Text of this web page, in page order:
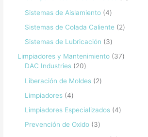
Sistemas de Aislamiento 4
Sistemas de Colada Caliente
2
Sistemas de Lubricación
3
Limpiadores y Mantenimiento
37
DAC Industries
20
Liberación de Moldes
2
Limpiadores 4
Limpiadores Especializados 4
Prevención de Oxido
3